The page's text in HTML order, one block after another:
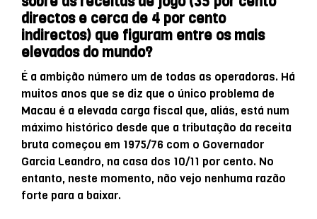
directos e cerca de 4 por cento
indirectos) que figuram entre os mais
elevados do mundo?
É a ambição número um de todas as operadoras. Há
muitos anos que se diz que o único problema de
Macau é a elevada carga fiscal que, aliás, está num
máximo histórico desde que a tributação da receita
bruta começou em 1975/76 com o Governador
Garcia Leandro, na casa dos 10/11 por cento. No
entanto, neste momento, não vejo nenhuma razão
forte para a baixar.